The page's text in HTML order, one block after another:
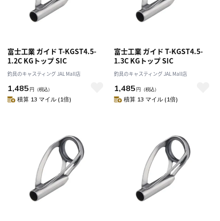
富士工業 ガイド T-KGST4.5-
1.2C KGトップ SIC
釣具のキャスティング JAL Mall店
1,485 円 （税込）
積算 13 マイル (1倍)
富士工業 ガイド T-KGST4.5-
1.3C KGトップ SIC
釣具のキャスティング JAL Mall店
1,485 円 （税込）
積算 13 マイル (1倍)